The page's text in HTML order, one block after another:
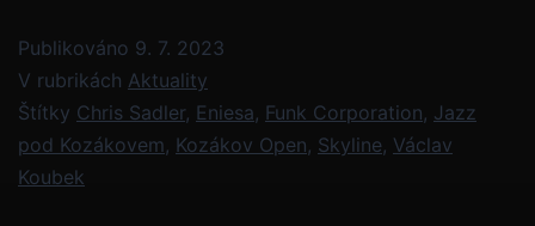
Publikováno 9. 7. 2023
V rubrikách Aktuality
Štítky Chris Sadler, Eniesa, Funk Corporation, Jazz
pod Kozákovem, Kozákov Open, Skyline, Václav
Koubek